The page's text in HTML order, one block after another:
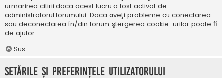
urmărirea citirii dacă acest lucru a fost activat de
administratorul forumului. Dacă aveţi probleme cu conectarea
sau deconectarea în/din forum, ştergerea cookie-urilor poate fi
de ajutor.
Sus
Setările şi preferinţele utilizatorului